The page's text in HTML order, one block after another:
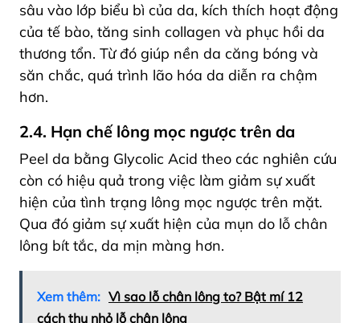
sâu vào lớp biểu bì của da, kích thích hoạt động
của tế bào, tăng sinh collagen và phục hồi da
thương tổn. Từ đó giúp nền da căng bóng và
săn chắc, quá trình lão hóa da diễn ra chậm
hơn.
2.4. Hạn chế lông mọc ngược trên da
Peel da bằng Glycolic Acid theo các nghiên cứu
còn có hiệu quả trong việc làm giảm sự xuất
hiện của tình trạng lông mọc ngược trên mặt.
Qua đó giảm sự xuất hiện của mụn do lỗ chân
lông bít tắc, da mịn màng hơn.
Xem thêm: Vì sao lỗ chân lông to? Bật mí 12
cách thu nhỏ lỗ chân lông